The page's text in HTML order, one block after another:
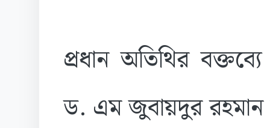
প্রধান অতিথির
ড. এম জুবায়দুর রহমান